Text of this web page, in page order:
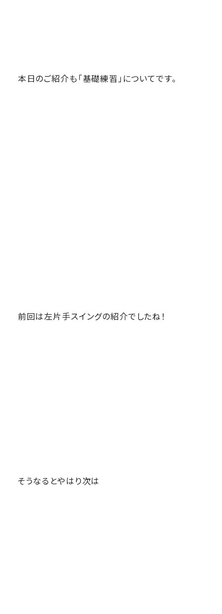
本日のご紹介も「基礎練習」についてです。
前回は左片手スイングの紹介でしたね！
そうなるとやはり次は